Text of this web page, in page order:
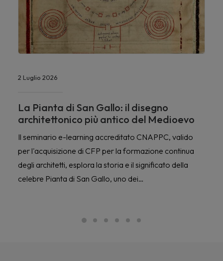
2 Luglio 2026
La Pianta di San Gallo: il disegno
architettonico più antico del Medioevo
Il seminario e-learning accreditato CNAPPC, valido
per l'acquisizione di CFP per la formazione continua
degli architetti, esplora la storia e il significato della
celebre Pianta di San Gallo, uno dei…